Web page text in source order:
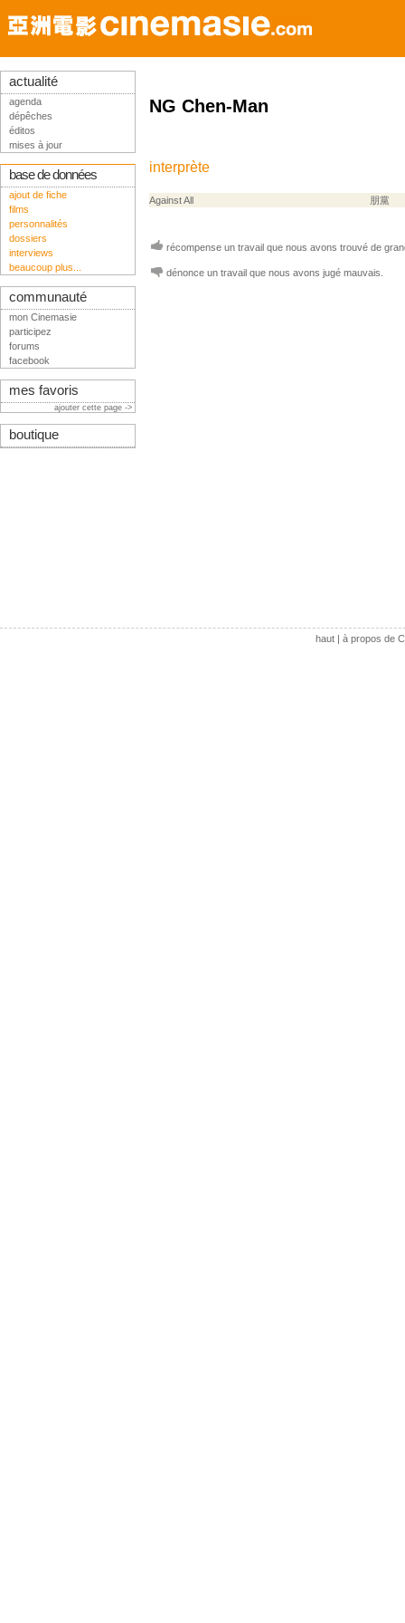
NG Chen-Man
interprète
Against All 朋黨
récompense un travail que nous avons trouvé de
dénonce un travail que nous avons jugé mauvais.
actualité
agenda
dépêches
éditos
mises à jour
base de données
ajout de fiche
films
personnalités
dossiers
interviews
beaucoup plus...
communauté
mon Cinemasie
participez
forums
facebook
mes favoris
ajouter cette page ->
boutique
haut| à propos de